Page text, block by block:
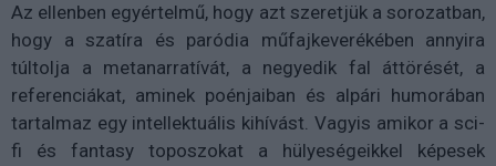
Az ellenben egyértelmű, hogy azt szeretjük a sorozatban,
hogy a szatíra és paródia műfajkeverékében annyira
túltolja a metanarratívát, a negyedik fal áttörését, a
referenciákat, aminek poénjaiban és alpári humorában
tartalmaz egy intellektuális kihívást. Vagyis amikor a sci-
fi és fantasy toposzokat a hülyeségeikkel képesek